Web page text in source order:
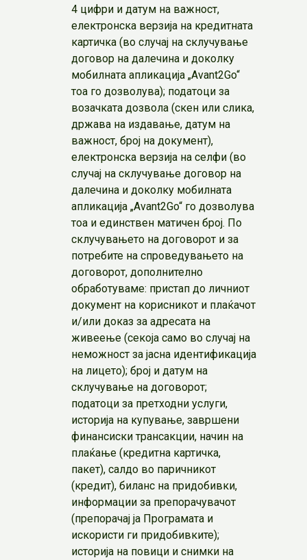
4 цифри и датум на важност,
електронска верзија на кредитната
картичка (во случај на склучување
договор на далечина и доколку
мобилната апликација „Avant2Go“
тоа го дозволува); податоци за
возачката дозвола (скен или слика,
држава на издавање, датум на
важност, број на документ),
електронска верзија на селфи (во
случај на склучување договор на
далечина и доколку мобилната
апликација „Avant2Go“ го дозволува
тоа и единствен матичен број. По
склучувањето на договорот и за
потребите на спроведувањето на
договорот, дополнително
обработуваме: пристап до личниот
документ на корисникот и плаќачот
и/или доказ за адресата на
живеење (секоја само во случај на
неможност за јасна идентификација
на лицето); број и датум на
склучување на договорот;
податоци за претходни услуги,
историја на купување, завршени
финансиски трансакции, начин на
плаќање (кредитна картичка,
пакет), салдо во паричникот
(кредит), биланс на придобивки,
информации за препорачувачот
(препорачај ја Програмата и
искористи ги придобивките);
историја на повици и снимки на